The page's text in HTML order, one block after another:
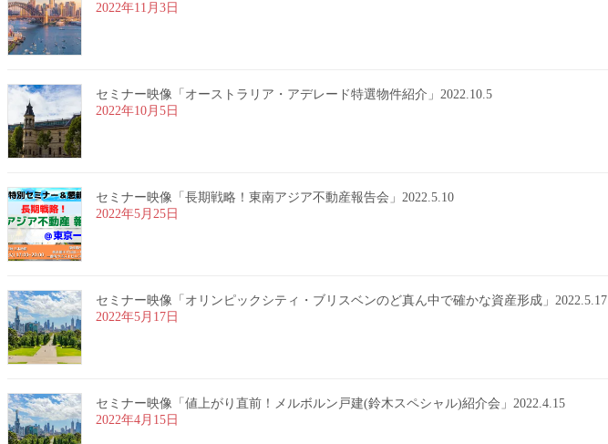
2022年11月3日
セミナー映像「オーストラリア・アデレード特選物件紹介」2022.10.5
2022年10月5日
セミナー映像「長期戦略！東南アジア不動産報告会」2022.5.10
2022年5月25日
セミナー映像「オリンピックシティ・ブリスベンのど真ん中で確かな資産形成」2022.5.17
2022年5月17日
セミナー映像「値上がり直前！メルボルン戸建(鈴木スペシャル)紹介会」2022.4.15
2022年4月15日